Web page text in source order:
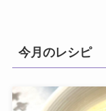
今月のレシピ